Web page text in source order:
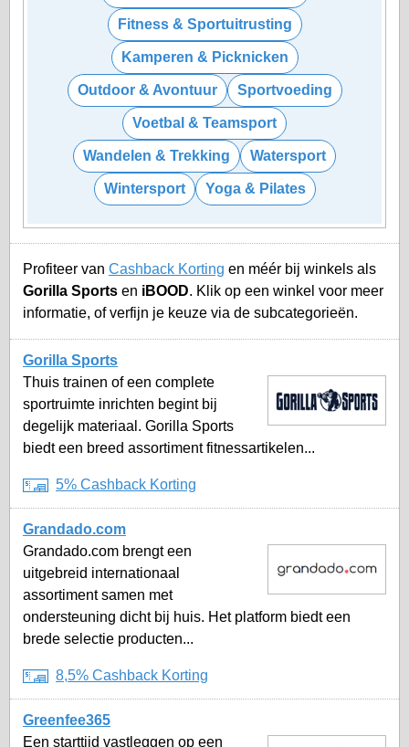
Fitness & Sportuitrusting
Kamperen & Picknicken
Outdoor & Avontuur Sportvoeding
Voetbal & Teamsport
Wandelen & Trekking Watersport
Wintersport Yoga & Pilates
Profiteer van Cashback Korting en méér bij winkels als
Gorilla Sports en iBOOD. Klik op een winkel voor meer
informatie, of verfijn je keuze via de subcategorieën.
Gorilla Sports
Thuis trainen of een complete
sportruimte inrichten begint bij
degelijk materiaal. Gorilla Sports
biedt een breed assortiment fitnessartikelen...
5% Cashback Korting
Grandado.com
Grandado.com brengt een
uitgebreid internationaal
assortiment samen met
ondersteuning dicht bij huis. Het platform biedt een
brede selectie producten...
8,5% Cashback Korting
Greenfee365
Een starttijd vastleggen op een